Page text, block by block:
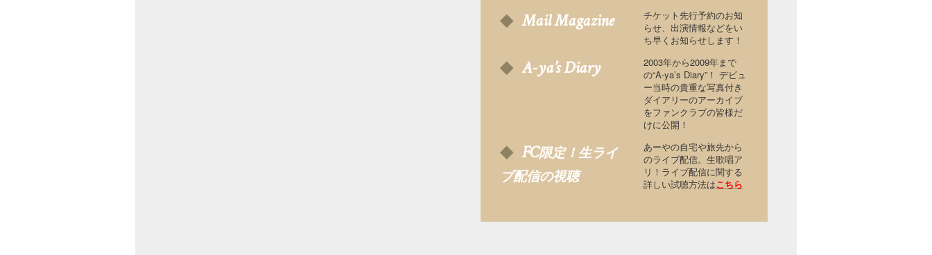
Mail Magazine
チケット先行予約のお知
らせ、出演情報などをい
ち早くお知らせします！
A-ya’s Diary
2003年から2009年まで
の“A-ya’s Diary”！ デビュ
ー当時の貴重な写真付き
ダイアリーのアーカイブ
をファンクラブの皆様だ
けに公開！
FC限定！生ライ
ブ配信の視聴
あーやの自宅や旅先から
のライブ配信。生歌唱ア
リ！ライブ配信に関する
詳しい試聴方法はこちら